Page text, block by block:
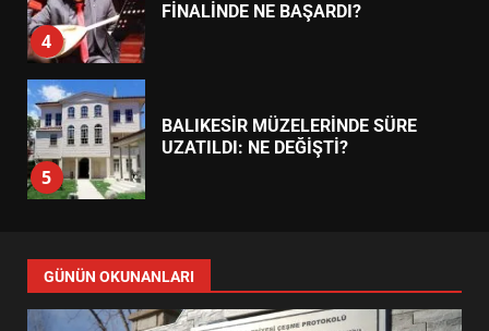
4
FİNALİNDE NE BAŞARDI?
5
BALIKESİR MÜZELERİNDE SÜRE
UZATILDI: NE DEĞİŞTİ?
6
TURNUVASI KAYITLARI NEYİ
DEĞİŞTİRİYOR?
GÜNÜN OKUNANLARI